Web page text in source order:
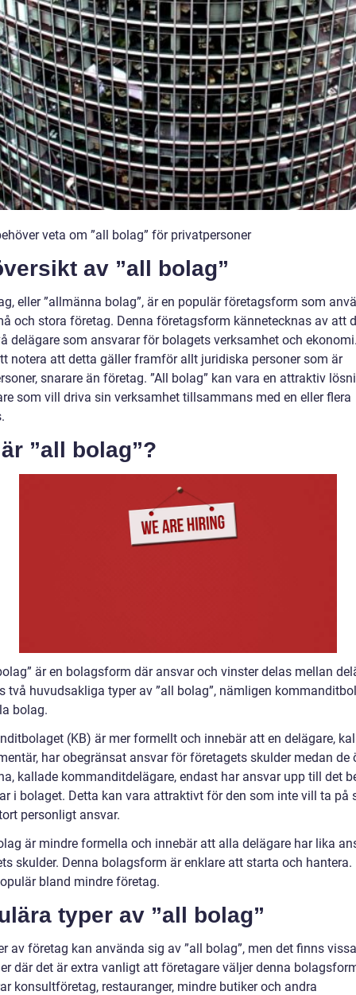
veta om ”all bolag” för privatpersoner
av ”all bolag”
eller ”allmänna bolag”, är en populär företagsform som
och stora företag. Denna företagsform kännetecknas av att
delägare som ansvarar för bolagets verksamhet och
notera att detta gäller framför allt juridiska personer som är
snarare än företag. ”All bolag” kan vara en attraktiv
som vill driva sin verksamhet tillsammans med en eller flera
”all bolag”?
är en bolagsform där ansvar och vinster delas mellan
två huvudsakliga typer av ”all bolag”, nämligen
bolag.
(KB) är mer formellt och innebär att en delägare,
har obegränsat ansvar för företagets skulder medan de
kallade kommanditdelägare, endast har ansvar upp till det
i bolaget. Detta kan vara attraktivt för den som inte vill ta på
personligt ansvar.
är mindre formella och innebär att alla delägare har lika
skulder. Denna bolagsform är enklare att starta och hantera.
bland mindre företag.
typer av ”all bolag”
av företag kan använda sig av ”all bolag”, men det finns vissa
där det är extra vanligt att företagare väljer denna
konsultföretag, restauranger, mindre butiker och andra